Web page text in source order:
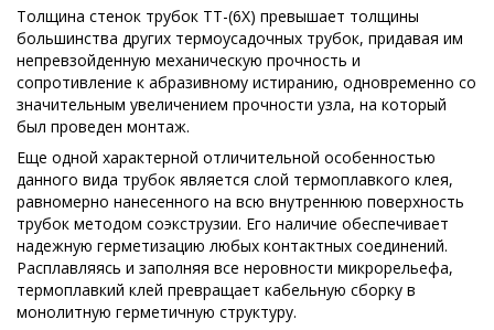
Толщина стенок трубок ТТ-(6Х) превышает толщины
большинства других термоусадочных трубок, придавая им
непревзойденную механическую прочность и
сопротивление к абразивному истиранию, одновременно со
значительным увеличением прочности узла, на который
был проведен монтаж.
Еще одной характерной отличительной особенностью
данного вида трубок является слой термоплавкого клея,
равномерно нанесенного на всю внутреннюю поверхность
трубок методом соэкструзии. Его наличие обеспечивает
надежную герметизацию любых контактных соединений.
Расплавляясь и заполняя все неровности микрорельефа,
термоплавкий клей превращает кабельную сборку в
монолитную герметичную структуру.